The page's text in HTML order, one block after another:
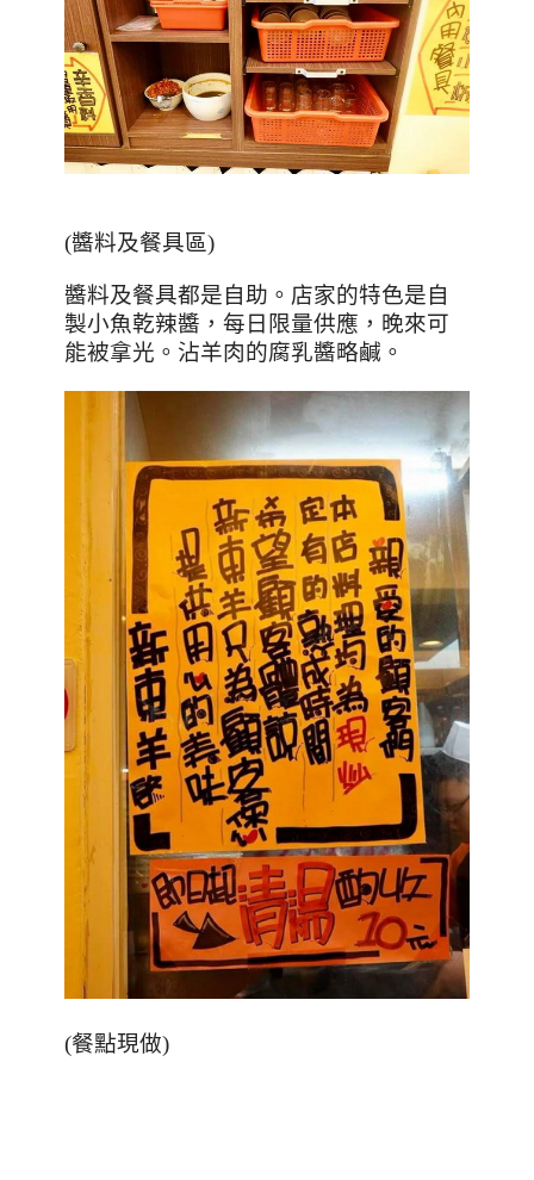
(醬料及餐具區)
醬料及餐具都是自助。店家的特色是自
製小魚乾辣醬，每日限量供應，晚來可
能被拿光。沾羊肉的腐乳醬略鹹。
(餐點現做)